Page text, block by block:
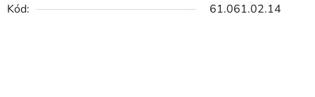
Kód:
61.061.02.14